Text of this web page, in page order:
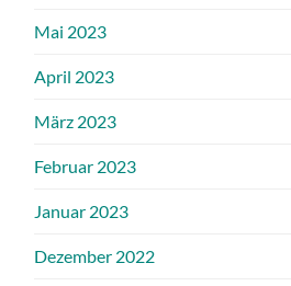
Mai 2023
April 2023
März 2023
Februar 2023
Januar 2023
Dezember 2022